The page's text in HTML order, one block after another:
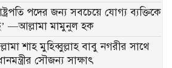
পদের জন্য সবচেয়ে যোগ্য ব্যক্তিকে
—আল্লামা মামুনুল হক
শাহ মুহিব্বুল্লাহ বাবু নগরীর সাথে
সৌজন্য সাক্ষাৎ